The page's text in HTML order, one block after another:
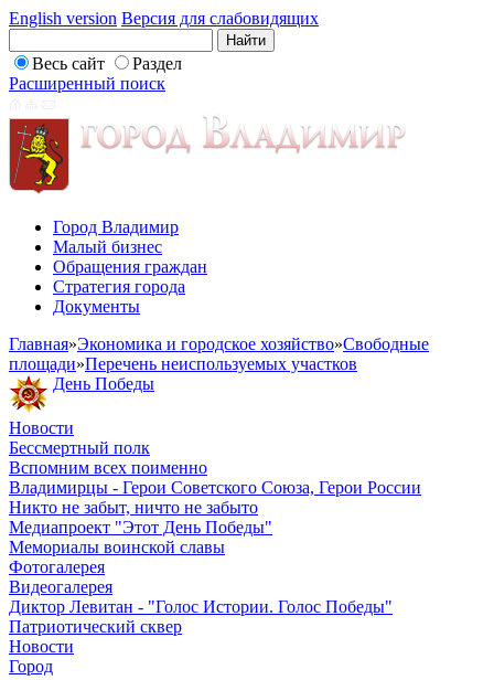
English version Версия для слабовидящих
Весь сайт
Раздел
Расширенный поиск
Город Владимир
Малый бизнес
Обращения граждан
Стратегия города
Документы
Главная»Экономика и городское хозяйство»Свободные
площади»Перечень неиспользуемых участков
День Победы
Новости
Бессмертный полк
Вспомним всех поименно
Владимирцы - Герои Советского Союза, Герои России
Никто не забыт, ничто не забыто
Медиапроект "Этот День Победы"
Мемориалы воинской славы
Фотогалерея
Видеогалерея
Диктор Левитан - "Голос Истории. Голос Победы"
Патриотический сквер
Новости
Город